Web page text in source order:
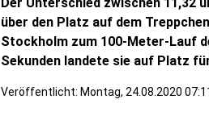
über den Platz auf dem
Stockholm zum 100-Meter-Lauf
Sekunden landete sie auf Platz
Veröffentlicht: Montag, 24.08.2020